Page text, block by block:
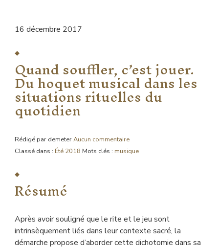
16 décembre 2017
Quand souffler, c’est jouer.
Du hoquet musical dans les
situations rituelles du
quotidien
Rédigé par demeterAucun commentaire
Classé dans : Été 2018 Mots clés : musique
Résumé
Après avoir souligné que le rite et le jeu sont
intrinsèquement liés dans leur contexte sacré, la
démarche propose d’aborder cette dichotomie dans sa